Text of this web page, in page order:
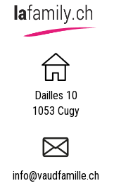
Dailles 10
1053 Cugy
info@vaudfamille.ch